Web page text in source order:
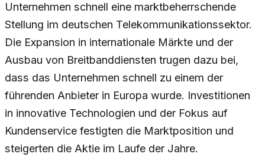
Unternehmen schnell eine marktbeherrschende
Stellung im deutschen Telekommunikationssektor.
Die Expansion in internationale Märkte und der
Ausbau von Breitbanddiensten trugen dazu bei,
dass das Unternehmen schnell zu einem der
führenden Anbieter in Europa wurde. Investitionen
in innovative Technologien und der Fokus auf
Kundenservice festigten die Marktposition und
steigerten die Aktie im Laufe der Jahre.